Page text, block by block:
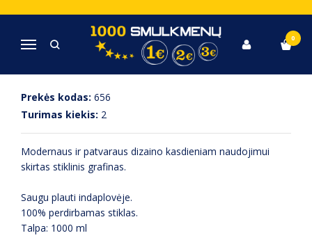
Navigacija
0
Pagrindinis Virtuvė, Indai, Įrankiai Stiklinis grafinas 1L
STIKLINIS GRAFINAS 1L
Prekės kodas: 656
Turimas kiekis: 2
Modernaus ir patvaraus dizaino kasdieniam naudojimui
skirtas stiklinis grafinas.
Saugu plauti indaplovėje.
100% perdirbamas stiklas.
Talpa: 1000 ml